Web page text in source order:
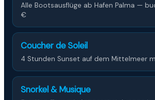
Alle Bootsausflüge ab Hafen Palma —
€
Coucher de Soleil
4 Stunden Sunset auf dem Mittelmeer
Snorkel & Musique